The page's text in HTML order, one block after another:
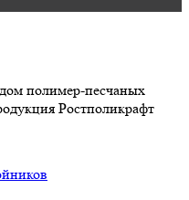
полимер-песчаных
Ростполикрафт